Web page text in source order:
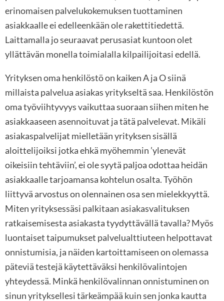
erinomaisen palvelukokemuksen tuottaminen
asiakkaalle ei edelleenkään ole rakettitiedettä.
Laittamalla jo seuraavat perusasiat kuntoon olet
yllättävän monella toimialalla kilpailijoitasi edellä.
Yrityksen oma henkilöstö on kaiken A ja O siinä
millaista palvelua asiakas yritykseltä saa. Henkilöstön
oma työviihtyvyys vaikuttaa suoraan siihen miten he
asiakkaaseen asennoituvat ja tätä palvelevat. Mikäli
asiakaspalvelijat mielletään yrityksen sisällä
aloittelijoiksi jotka ehkä myöhemmin ’ylenevät
oikeisiin tehtäviin’, ei ole syytä paljoa odottaa heidän
asiakkaalle tarjoamansa kohtelun osalta. Työhön
liittyvä arvostus on olennainen osa sen mielekkyyttä.
Miten yrityksessäsi palkitaan asiakasvalituksen
ratkaisemisesta asiakasta tyydyttävällä tavalla? Myös
luontaiset taipumukset palvelualttiuteen helpottavat
onnistumisia, ja näiden kartoittamiseen on olemassa
päteviä testejä käytettäväksi henkilövalintojen
yhteydessä. Minkä henkilövalinnan onnistuminen on
sinun yrityksellesi tärkeämpää kuin sen jonka kautta